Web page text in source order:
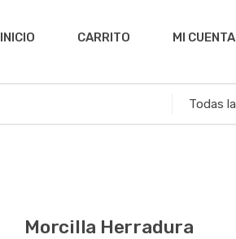
INICIO CARRITO MI CUENTA
Morcilla Herradura